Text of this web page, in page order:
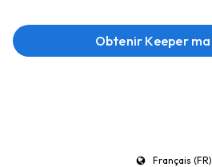
Obtenir Keeper
Français (FR)